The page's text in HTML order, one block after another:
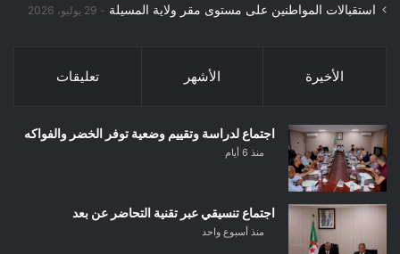
استقبالات المواطنين على مستوى مقر ولاية المسيلة 29 يوليو، 2026
الأخيرة الأشهر تعليقات
اجتماع لدراسة وتقييم وضعية توفر الخضر والفواكه
منذ 6 أيام
اجتماع تنسيقي عبر تقنية التحاضر عن بعد
منذ أسبوع واحد